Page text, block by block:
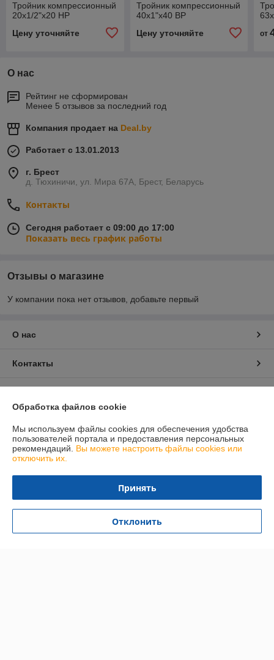
Тройник компрессионный
20x1/2"x20 НР
Цену уточняйте
Тройник компрессионный
40x1"x40 ВР
Цену уточняйте
от
О нас
Рейтинг не сформирован
Менее 5 отзывов за последний год
Компания продает на Deal.by
Работает с 13.01.2013
г. Брест
д. Тюхиничи, ул. Мира 67А, Брест, Беларусь
Контакты
Сегодня работает с 09:00 до 17:00
Показать весь график работы
Отзывы о магазине
У компании пока нет отзывов, добавьте первый
О нас
Контакты
Полная версия сайта
Политика обработки cookies
Сайт создан на платформе Deal.by
Обработка файлов cookie
Мы используем файлы cookies для обеспечения удобства
пользователей портала и предоставления персональных
рекомендаций. Вы можете настроить файлы cookies или
отключить их.
Принять
Отклонить